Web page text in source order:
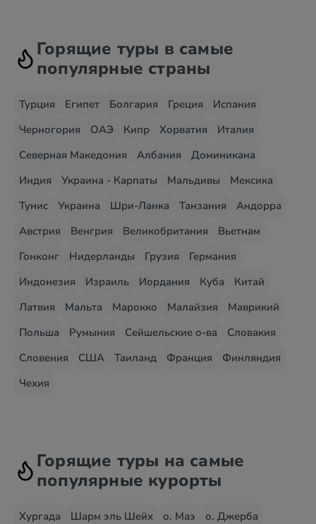
Горящие туры в самые
популярные страны
Турция Египет Болгария Греция
Испания
Черногория
ОАЭ Кипр Хорватия
Италия
Северная Македония
Албания
Доминикана
Индия
Украина - Карпаты Мальдивы
Мексика
Тунис
Украина Шри-Ланка Танзания
Андорра
Австрия
Венгрия Великобритания
Вьетнам
Гонконг
Нидерланды Грузия
Германия
Индонезия
Израиль Иордания Куба
Китай
Латвия
Мальта Марокко Малайзия
Маврикий
Польша
Румыния Сейшельские о-ва
Словакия
Словения
США Таиланд Франция
Финляндия
Чехия
Горящие туры на самые
популярные курорты
Хургада Шарм эль Шейх о. Маэ
о. Джерба